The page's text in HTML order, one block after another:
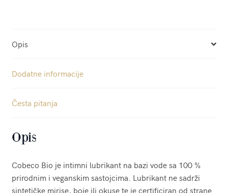
Opis
Dodatne informacije
Česta pitanja
Opis
Cobeco Bio je intimni lubrikant na bazi vode sa 100 %
prirodnim i veganskim sastojcima. Lubrikant ne sadrži
sintetičke mirise, boje ili okuse te je certificiran od strane